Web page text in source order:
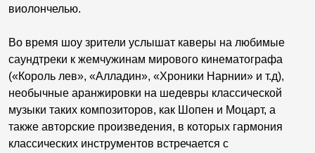
виолончелью.
Во время шоу зрители услышат каверы на любимые
саундтреки к жемчужинам мирового кинематографа
(«Король лев», «Алладин», «Хроники Нарнии» и т.д),
необычные аранжировки на шедевры классической
музыки таких композиторов, как Шопен и Моцарт, а
также авторские произведения, в которых гармония
классических инструментов встречается с